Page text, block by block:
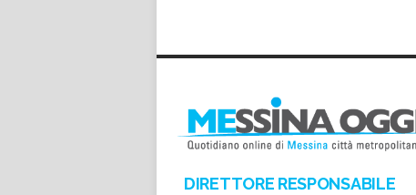
DIRETTORE RESPONSABILE